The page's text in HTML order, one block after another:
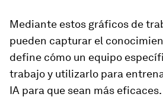
Mediante estos gráficos de
pueden capturar el
define cómo un equipo
trabajo y utilizarlo para
IA para que sean más eficaces.